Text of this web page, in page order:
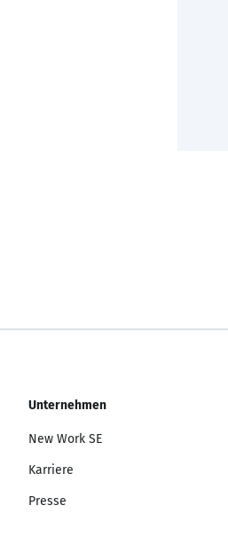
Unternehmen
New Work SE
Karriere
Presse